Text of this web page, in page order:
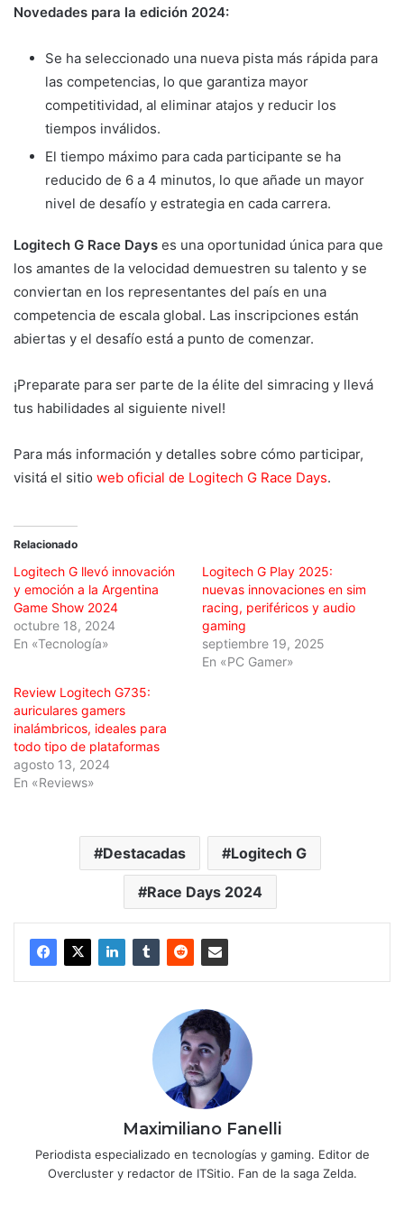
Novedades para la edición 2024:
Se ha seleccionado una nueva pista más rápida para
las competencias, lo que garantiza mayor
competitividad, al eliminar atajos y reducir los
tiempos inválidos.
El tiempo máximo para cada participante se ha
reducido de 6 a 4 minutos, lo que añade un mayor
nivel de desafío y estrategia en cada carrera.
Logitech G Race Days es una oportunidad única para que
los amantes de la velocidad demuestren su talento y se
conviertan en los representantes del país en una
competencia de escala global. Las inscripciones están
abiertas y el desafío está a punto de comenzar.
¡Preparate para ser parte de la élite del simracing y llevá
tus habilidades al siguiente nivel!
Para más información y detalles sobre cómo participar,
visitá el sitio web oficial de Logitech G Race Days.
Relacionado
Logitech G llevó innovación
y emoción a la Argentina
Game Show 2024
octubre 18, 2024
En «Tecnología»
Logitech G Play 2025:
nuevas innovaciones en sim
racing, periféricos y audio
gaming
septiembre 19, 2025
En «PC Gamer»
Review Logitech G735:
auriculares gamers
inalámbricos, ideales para
todo tipo de plataformas
agosto 13, 2024
En «Reviews»
Destacadas Logitech G
Race Days 2024
Maximiliano Fanelli
Periodista especializado en tecnologías y gaming. Editor de
Overcluster y redactor de ITSitio. Fan de la saga Zelda.